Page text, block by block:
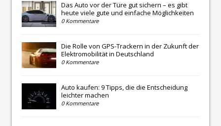
Das Auto vor der Türe gut sichern – es gibt
heute viele gute und einfache Möglichkeiten
0 Kommentare
Die Rolle von GPS-Trackern in der Zukunft der
Elektromobilität in Deutschland
0 Kommentare
Auto kaufen: 9 Tipps, die die Entscheidung
leichter machen
0 Kommentare